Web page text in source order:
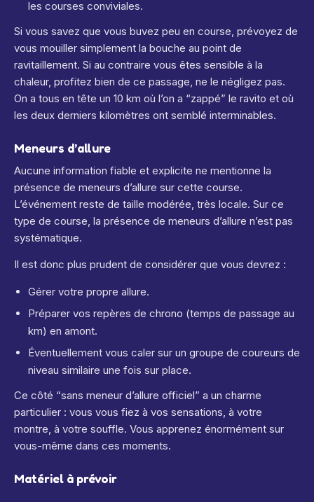
les courses conviviales.
Si vous savez que vous buvez peu en course, prévoyez de
vous mouiller simplement la bouche au point de
ravitaillement. Si au contraire vous êtes sensible à la
chaleur, profitez bien de ce passage, ne le négligez pas.
On a tous en tête un 10 km où l’on a “zappé” le ravito et où
les deux derniers kilomètres ont semblé interminables.
Meneurs d’allure
Aucune information fiable et explicite ne mentionne la
présence de meneurs d’allure sur cette course.
L’événement reste de taille modérée, très locale. Sur ce
type de course, la présence de meneurs d’allure n’est pas
systématique.
Il est donc plus prudent de considérer que vous devrez :
Gérer votre propre allure.
Préparer vos repères de chrono (temps de passage au
km) en amont.
Éventuellement vous caler sur un groupe de coureurs de
niveau similaire une fois sur place.
Ce côté “sans meneur d’allure officiel” a un charme
particulier : vous vous fiez à vos sensations, à votre
montre, à votre souffle. Vous apprenez énormément sur
vous-même dans ces moments.
Matériel à prévoir